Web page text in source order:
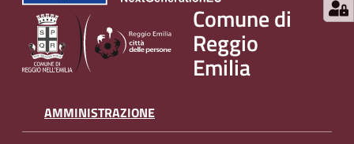
Comune di
Reggio
Emilia
AMMINISTRAZIONE